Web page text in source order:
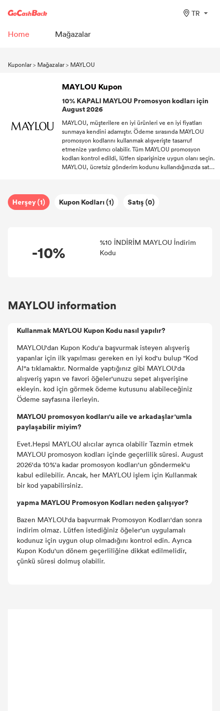
TR
Home Mağazalar
Kuponlar> Mağazalar> MAYLOU
MAYLOU Kupon
10% KAPALI MAYLOU Promosyon kodları için
August 2026
MAYLOU, müşterilere en iyi ürünleri ve en iyi fiyatları
sunmaya kendini adamıştır. Ödeme sırasında MAYLOU
promosyon kodlarını kullanmak alışverişte tasarruf
etmenize yardımcı olabilir. Tüm MAYLOU promosyon
kodları kontrol edildi, lütfen siparişinize uygun olanı seçin.
MAYLOU, ücretsiz gönderim kodunu kullandığınızda satın
daha fazlası.
Herşey (1) Kupon Kodları (1) Satış (0)
-10%
%10 İNDİRİM MAYLOU İndirim
Kodu
MAYLOU information
Kullanmak MAYLOU Kupon Kodu nasıl yapılır?
MAYLOU'dan Kupon Kodu'a başvurmak isteyen alışveriş
yapanlar için ilk yapılması gereken en iyi kod'u bulup "Kod
Al"a tıklamaktır. Normalde yaptığınız gibi MAYLOU'da
alışveriş yapın ve favori öğeler'unuzu sepet alışverişine
ekleyin. kod için görmek ödeme kutusunu alabileceğiniz
Ödeme sayfasına ilerleyin.
MAYLOU promosyon kodları'u aile ve arkadaşlar'umla
paylaşabilir miyim?
Evet.Hepsi MAYLOU alıcılar ayrıca olabilir Tazmin etmek
MAYLOU promosyon kodları içinde geçerlilik süresi. August
2026'da 10%'a kadar promosyon kodları'un göndermek'u
kabul edilebilir. Ancak, her MAYLOU işlem için Kullanmak
bir kod yapabilirsiniz.
yapma MAYLOU Promosyon Kodları neden çalışıyor?
Bazen MAYLOU'da başvurmak Promosyon Kodları'dan sonra
indirim olmaz. Lütfen istediğiniz öğeler'un uygulamalı
kodunuz için uygun olup olmadığını kontrol edin. Ayrıca
Kupon Kodu'un dönem geçerliliğine dikkat edilmelidir,
çünkü süresi dolmuş olabilir.